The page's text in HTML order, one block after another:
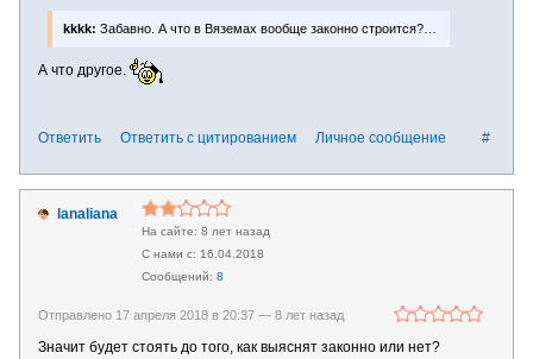
kkkk: Забавно. А что в Вяземах вообще законно строится?…
А что другое.
#
Ответить Ответить с цитированием Личное сообщение
lanaliana
8 лет назад
16.04.2018
8
Отправлено 17 апреля 2018 в 20:37 — 8 лет назад
Значит будет стоять до того, как выяснят законно или нет?